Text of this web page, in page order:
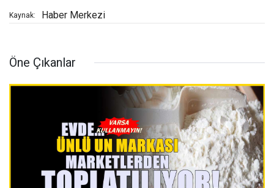
Kaynak: Haber Merkezi
Öne Çıkanlar